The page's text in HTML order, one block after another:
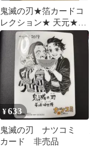
鬼滅の刃★箔カードコ
レクション★ 天元★お
まけ付
¥633
鬼滅の刃 ナツコミ
カード 非売品